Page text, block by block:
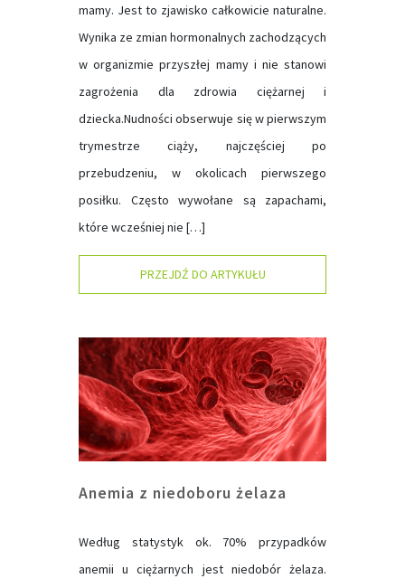
mamy. Jest to zjawisko całkowicie naturalne.
Wynika ze zmian hormonalnych zachodzących
w organizmie przyszłej mamy i nie stanowi
zagrożenia dla zdrowia ciężarnej i
dziecka.Nudności obserwuje się w pierwszym
trymestrze ciąży, najczęściej po
przebudzeniu, w okolicach pierwszego
posiłku. Często wywołane są zapachami,
które wcześniej nie […]
PRZEJDŹ DO ARTYKUŁU
Anemia z niedoboru żelaza
Według statystyk ok. 70% przypadków
anemii u ciężarnych jest niedobór żelaza.